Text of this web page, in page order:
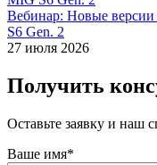
Вебинар: Новые
S6 Gen. 2
27 июля 2026
Получить
Оставьте заявку и наш
Ваше имя*